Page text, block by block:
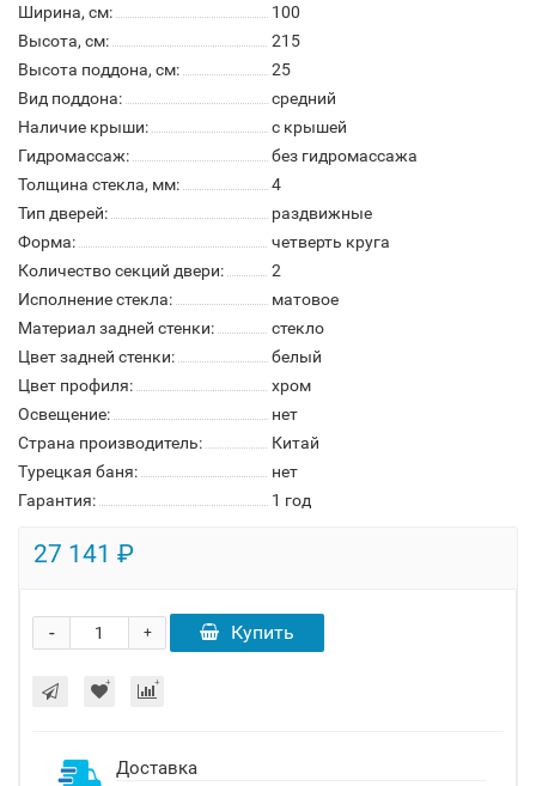
Ширина, см:
100
Высота, см:
215
Высота поддона, см:
25
Вид поддона:
средний
Наличие крыши:
с крышей
Гидромассаж:
без гидромассажа
Толщина стекла, мм:
4
Тип дверей:
раздвижные
Форма:
четверть круга
Количество секций двери:
2
Исполнение стекла:
матовое
Материал задней стенки:
стекло
Цвет задней стенки:
белый
Цвет профиля:
хром
Освещение:
нет
Страна производитель:
Китай
Турецкая баня:
нет
Гарантия:
1 год
27 141 ₽
+
- Купить
Доставка